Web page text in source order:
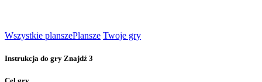
Wszystkie planszePlansze Twoje gry
Instrukcja do gry Znajdź 3